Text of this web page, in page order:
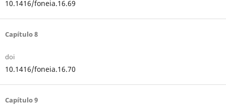
10.1416/foneia.16.69
Capítulo 8
doi
10.1416/foneia.16.70
Capítulo 9